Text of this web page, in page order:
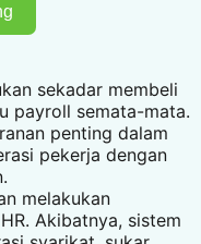
sekadar membeli
payroll semata-mata.
penting dalam
pekerja dengan
melakukan
Akibatnya, sistem